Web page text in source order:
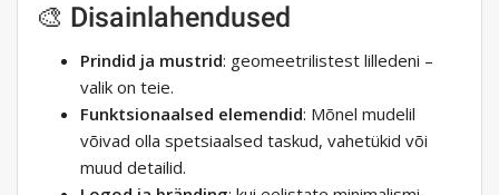
🎨 Disainlahendused
Prindid ja mustrid: geomeetrilistest lilledeni –
valik on teie.
Funktsionaalsed elemendid: Mõnel mudelil
võivad olla spetsiaalsed taskud, vahetükid või
muud detailid.